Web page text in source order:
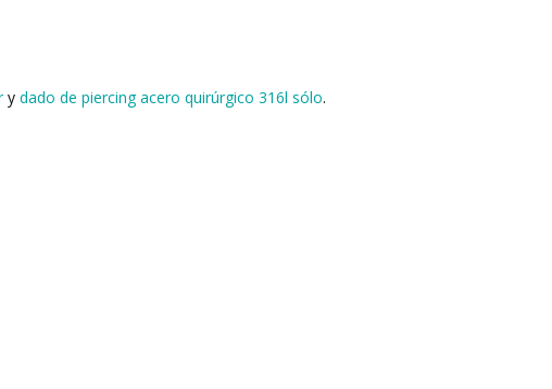
y dado de piercing acero quirúrgico 316l sólo.